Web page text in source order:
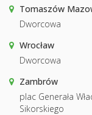
Tomaszów
Dworcowa
Wrocław
Dworcowa
Zambrów
plac Generała
Sikorskiego